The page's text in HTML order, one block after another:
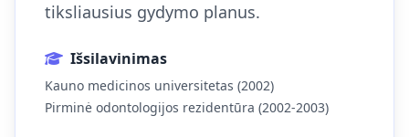
tiksliausius gydymo planus.
Išsilavinimas
Kauno medicinos universitetas (2002)
Pirminė odontologijos rezidentūra (2002-2003)